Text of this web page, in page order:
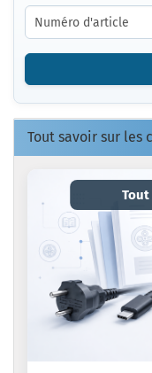
SAISIR
LE
NUMÉRO
D'ARTICLE
NOTRE
CATALOGUE.
Tout savoir sur les
Tout